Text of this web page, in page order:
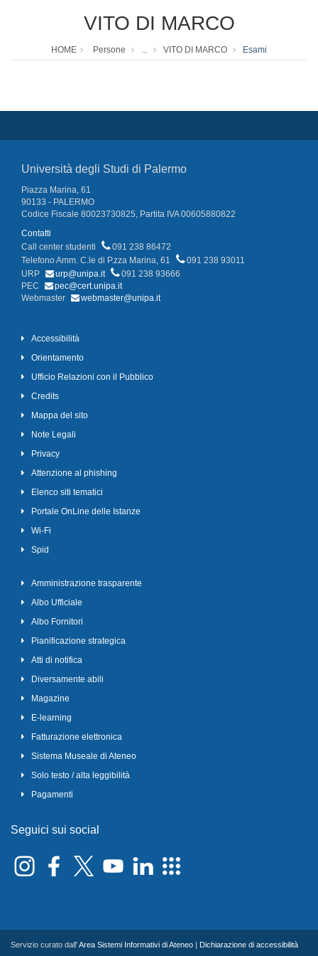
VITO DI MARCO
HOME Persone ... VITO DI MARCO Esami
Università degli Studi di Palermo
Piazza Marina, 61
90133 - PALERMO
Codice Fiscale 80023730825, Partita IVA 00605880822
Contatti
Call center studenti
091 238 86472
Telefono Amm. C.le di P.zza Marina, 61
091 238 93011
URP
urp@unipa.it
091 238 93666
PEC
pec@cert.unipa.it
Webmaster
webmaster@unipa.it
Accessibilità
Orientamento
Ufficio Relazioni con il Pubblico
Credits
Mappa del sito
Note Legali
Privacy
Attenzione al phishing
Elenco siti tematici
Portale OnLine delle Istanze
Wi-Fi
Spid
Amministrazione trasparente
Albo Ufficiale
Albo Fornitori
Pianificazione strategica
Atti di notifica
Diversamente abili
Magazine
E-learning
Fatturazione elettronica
Sistema Museale di Ateneo
Solo testo / alta leggibilità
Pagamenti
Seguici sui social
Servizio curato dall'Area Sistemi Informativi di Ateneo Dichiarazione di accessibilità